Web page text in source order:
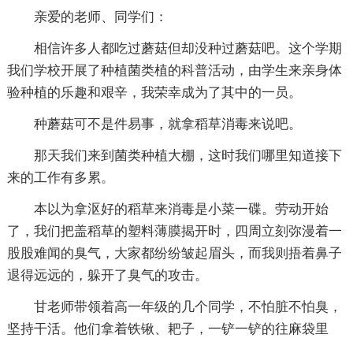
亲爱的老师、同学们：
相信许多人都吃过蘑菇但却没种过蘑菇吧。这个学期
我们学校开展了种植菌类植的科普活动，由学生来亲身体
验种植的乐趣和艰辛，我荣幸成为了其中的一员。
种蘑菇可不是件易事，就拿稻草消毒来说吧。
那天我们来到菌类种植大棚，这时我们哪里知道接下
来的工作有多累。
本以为拿沤好的稻草来消毒是小菜一碟。劳动开始
了，我们把盖稻草的塑料薄膜揭开时，四周立刻弥漫着一
股股难闻的臭气，大家都纷纷皱起眉头，而我则捂着鼻子
退得远远的，躲开了臭气的攻击。
甘老师带领着高一年级的几个同学，不怕脏不怕臭，
坚持干活。他们拿着铁锹、耙子，一铲一铲的往麻袋里